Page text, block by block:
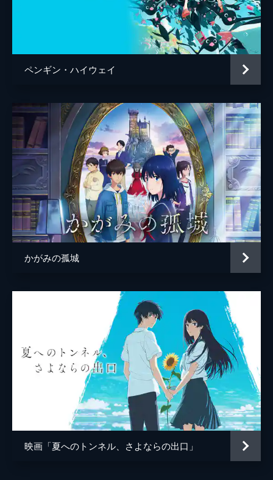
津川雅彦
リリー・フランキー
多々良 大泉洋
細田守
原作 細田守
音楽 高木正勝
アニメーション制作 スタジオ地図
製作 中山良夫
齋藤佑佳
井上伸一郎
中村理一郎
薮下維也
熊谷宜和
ペンギン・ハイウェイ
かがみの孤城
映画「夏へのトンネル、さよならの出口」